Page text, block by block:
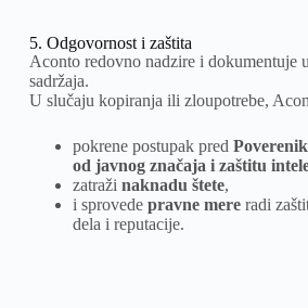
5. Odgovornost i zaštita
Aconto redovno nadzire i dokumentuje
sadržaja.
U slučaju kopiranja ili zloupotrebe,
pokrene postupak pred
od javnog značaja i zaštitu
zatraži naknadu štete,
i sprovede pravne mereradi
dela i reputacije.